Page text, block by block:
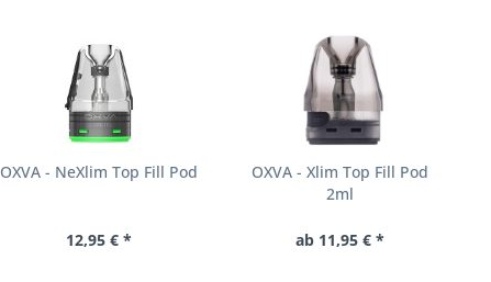
OXVA - NeXlim Top Fill Pod
12,95 € *
OXVA - Xlim Top Fill Pod
2ml
ab 11,95 € *